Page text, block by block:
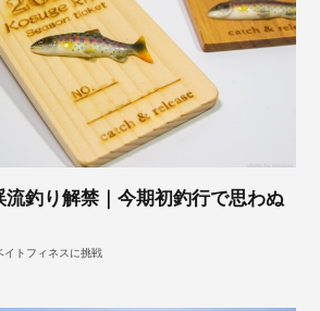
流釣り解禁｜今期初釣行で思わぬ
イトフィネスに挑戦